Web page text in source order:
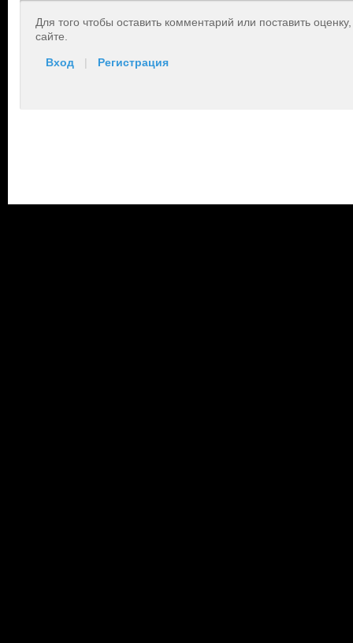
Для того чтобы оставить комментарий или поставить
сайте.
Вход | Регистрация